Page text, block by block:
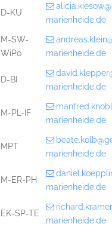
D-KU
marienheide.de
M-SW-
WiPo
marienheide.de
D-BI
marienheide.de
M-PL-IF
marienheide.de
MPT
marienheide.de
M-ER-PH
marienheide.de
EK-SP-TE
marienheide.de